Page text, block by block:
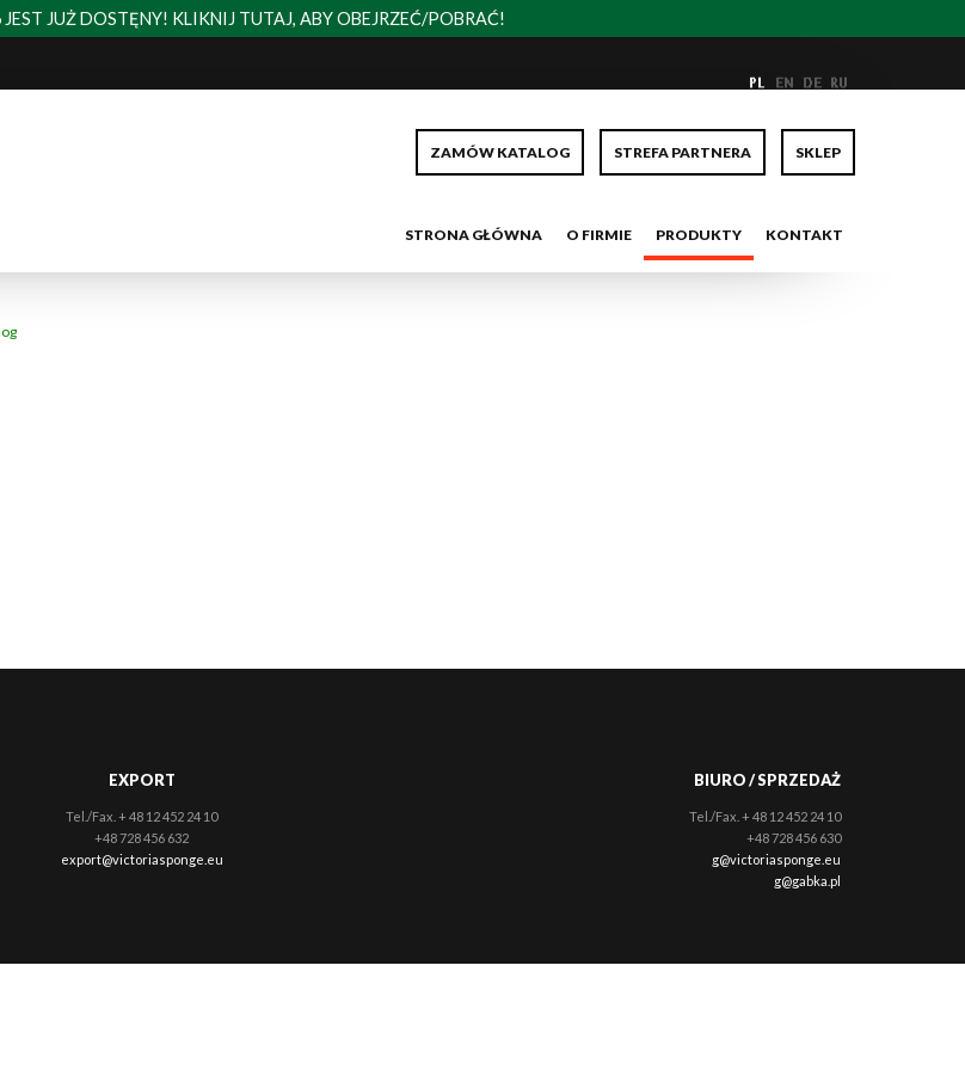
JUŻ DOSTĘNY! KLIKNIJ TUTAJ, ABY OBEJRZEĆ/POBRAĆ!
ZAMÓW KATALOG STREFA PARTNERA SKLEP
STRONA GŁÓWNA O FIRMIE PRODUKTY KONTAKT
EXPORT
Tel./Fax. + 48 12 452 24 10
+48 728 456 632
export@victoriasponge.eu
BIURO / SPRZEDAŻ
Tel./Fax. + 48 12 452 24 10
+48 728 456 630
g@victoriasponge.eu
g@gabka.pl